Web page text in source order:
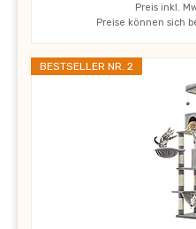
Preis inkl.
Preise können sich
BESTSELLER NR. 2